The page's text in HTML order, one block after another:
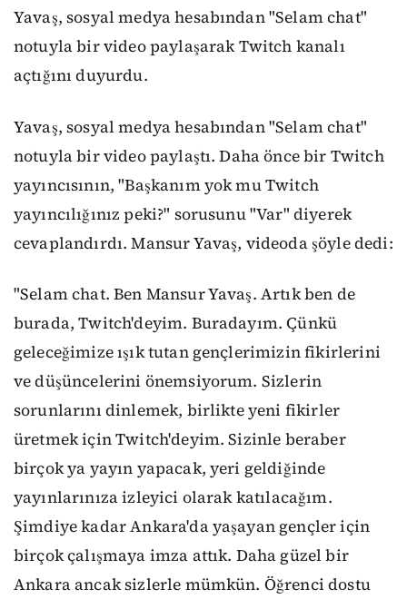
Yavaş, sosyal medya hesabından "Selam chat"
notuyla bir video paylaşarak Twitch kanalı
açtığını duyurdu.
Yavaş, sosyal medya hesabından "Selam chat"
notuyla bir video paylaştı. Daha önce bir Twitch
yayıncısının, "Başkanım yok mu Twitch
yayıncılığınız peki?" sorusunu "Var" diyerek
cevaplandırdı. Mansur Yavaş, videoda şöyle dedi:
"Selam chat. Ben Mansur Yavaş. Artık ben de
burada, Twitch'deyim. Buradayım. Çünkü
geleceğimize ışık tutan gençlerimizin fikirlerini
ve düşüncelerini önemsiyorum. Sizlerin
sorunlarını dinlemek, birlikte yeni fikirler
üretmek için Twitch'deyim. Sizinle beraber
birçok ya yayın yapacak, yeri geldiğinde
yayınlarınıza izleyici olarak katılacağım.
Şimdiye kadar Ankara'da yaşayan gençler için
birçok çalışmaya imza attık. Daha güzel bir
Ankara ancak sizlerle mümkün. Öğrenci dostu